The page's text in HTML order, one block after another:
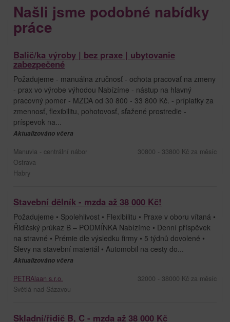
Našli jsme podobné nabídky
práce
Balič/ka výroby | bez praxe | ubytovanie
zabezpečené
Požadujeme - manuálna zručnosť - ochota pracovať na zmeny
- prax vo výrobe výhodou Nabízíme - nástup na hlavný
pracovný pomer - MZDA od 30 800 - 33 800 Kč. - príplatky za
zmennosť, flexibilitu, pohotovosť, sťažené prostredie -
príspevok na...
Aktualizováno včera
Manuvia - centrální nábor
Ostrava
Habry
30800 - 33800 Kč za měsíc
Stavební dělník - mzda až 38 000 Kč!
Požadujeme • Spolehlivost • Flexibilitu • Praxe v oboru vítaná •
Řidičský průkaz B – PODMÍNKA Nabízíme • Denní příspěvek
na stravné • Prémie dle výsledku firmy • 5 týdnů dovolené •
Slevy na stavební materiál • Automobil na cesty do...
Aktualizováno včera
PETRAlaan s.r.o.
Světlá nad Sázavou
32000 - 38000 Kč za měsíc
Skladní/řidič B, C - mzda až 38 000 Kč